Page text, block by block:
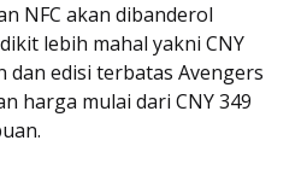
NFC akan dibanderol
lebih mahal yakni CNY
dan edisi terbatas Avengers
harga mulai dari CNY 349